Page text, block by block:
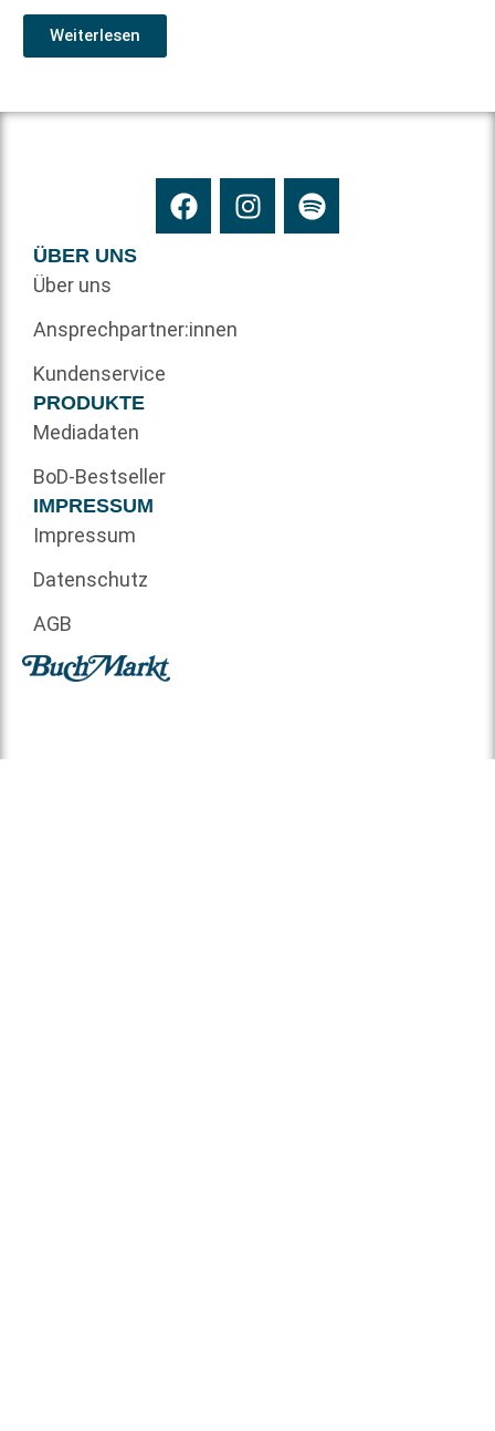
Weiterlesen
ÜBER UNS
Über uns
Ansprechpartner:innen
Kundenservice
PRODUKTE
Mediadaten
BoD-Bestseller
IMPRESSUM
Impressum
Datenschutz
AGB